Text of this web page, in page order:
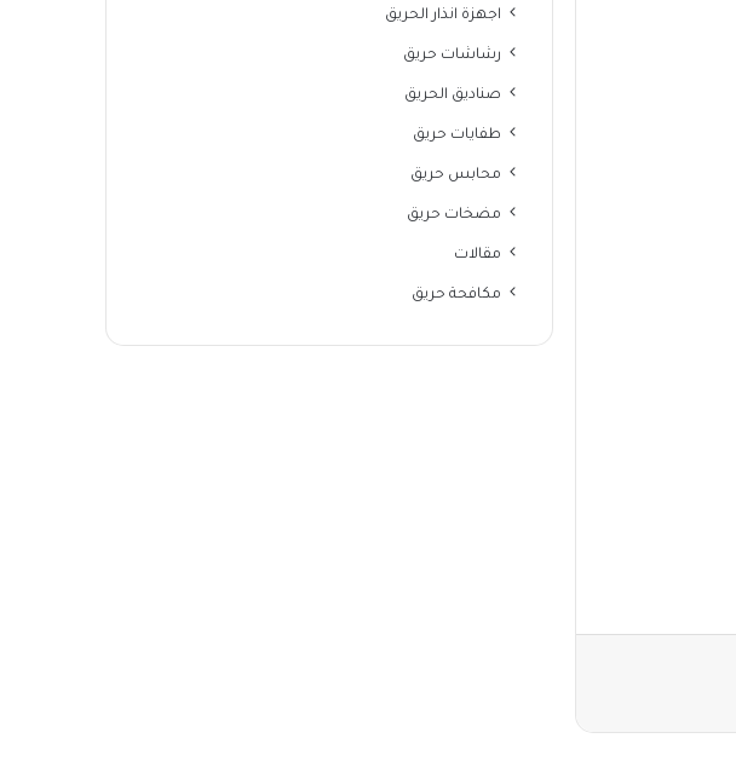
اجهزة انذار الحريق
رشاشات حريق
صناديق الحريق
طفايات حريق
محابس حريق
مضخات حريق
مقالات
مكافحة حريق